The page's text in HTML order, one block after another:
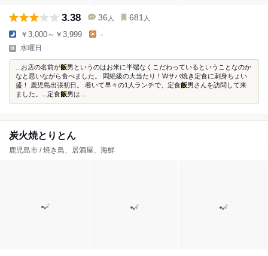
3.38 36 人 681 人
￥3,000～￥3,999 -
水曜日
...お店の名前が飯男というのはお米に半端なくこだわっているということなのか
なと思いながら食べました。 悶絶級の大当たり！Wサバ焼き定食に刺身ちょい
盛！ 鹿児島出張初日。 着いて早々の1人ランチで、定食飯男さんを訪問して来
ました。...定食飯男は...
炭火焼とりとん
鹿児島市 / 焼き鳥、居酒屋、海鮮